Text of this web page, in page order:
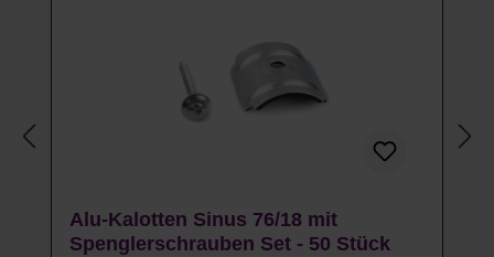
Alu-Kalotten Sinus 76/18 mit
Spenglerschrauben Set - 50 Stück